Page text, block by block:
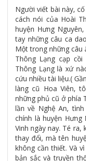
Người viết bài này,
cách nói của Hoài
huyện Hưng
tay những câu ca
Một trong những câu
Thông Lạng cạp
Thông Lạng là xứ
cứu nhiều tài liệu.(
làng cũ Hoa Viên,
những phủ cũ ở phía
lần về Nghệ An,
chính là huyện
Vinh ngày nay. Té
thay đổi, mà tên
không cần thiết. Và
bản sắc và truyền